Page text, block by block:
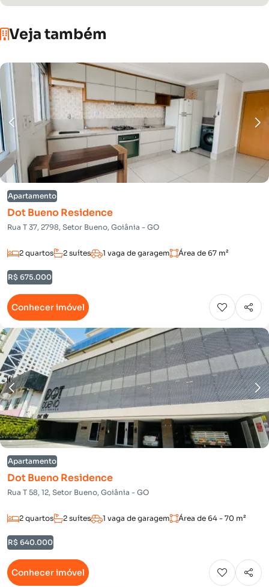
Veja também
Apartamento
Dot Bueno Residence
Rua T 37, 2798, Setor Bueno, Goiânia - GO
2 quartos 2 suítes 1 vaga de garagem Área de 67 m²
R$ 675.000
Conhecer imóvel
Apartamento
Dot Bueno Residence
Rua T 58, 12, Setor Bueno, Goiânia - GO
2 quartos 2 suítes 1 vaga de garagem Área de 64 - 70 m²
R$ 640.000
Conhecer imóvel